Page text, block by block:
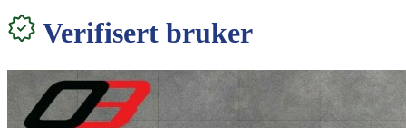
Verifisert bruker